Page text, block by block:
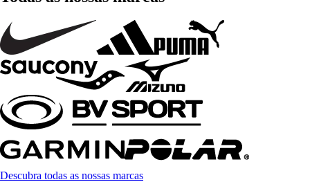
Descubra todas as nossas marcas